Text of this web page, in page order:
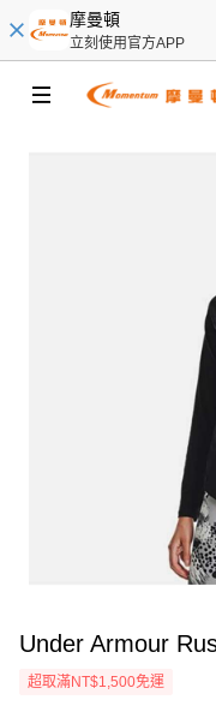
摩曼頓
立刻使用官方APP
Under Armour
超取滿NT$1,500免運